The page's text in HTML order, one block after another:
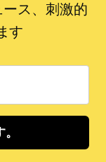
ス、刺激的
す